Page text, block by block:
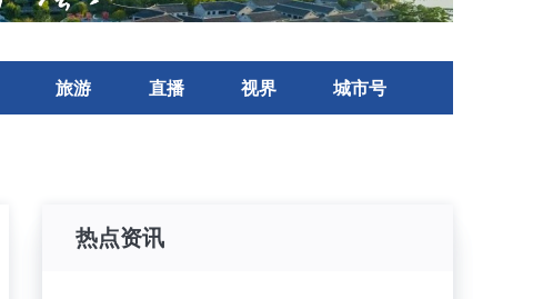
旅游 直播 视界 城市号
热点资讯